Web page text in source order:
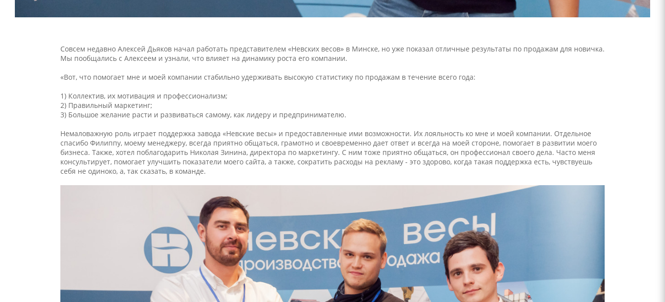
Совсем недавно Алексей Дьяков начал работать представителем «Невских весов» в Минске, но уже показал отличные результаты по продажам для новичка.
Мы пообщались с Алексеем и узнали, что влияет на динамику роста его компании.
«Вот, что помогает мне и моей компании стабильно удерживать высокую статистику по продажам в течение всего года:
1) Коллектив, их мотивация и профессионализм;
2) Правильный маркетинг;
3) Большое желание расти и развиваться самому, как лидеру и предпринимателю.
Немаловажную роль играет поддержка завода «Невские весы» и предоставленные ими возможности. Их лояльность ко мне и моей компании. Отдельное
спасибо Филиппу, моему менеджеру, всегда приятно общаться, грамотно и своевременно дает ответ и всегда на моей стороне, помогает в развитии моего
бизнеса. Также, хотел поблагодарить Николая Зинина, директора по маркетингу. С ним тоже приятно общаться, он профессионал своего дела. Часто меня
консультирует, помогает улучшить показатели моего сайта, а также, сократить расходы на рекламу - это здорово, когда такая поддержка есть, чувствуешь
себя не одиноко, а, так сказать, в команде.